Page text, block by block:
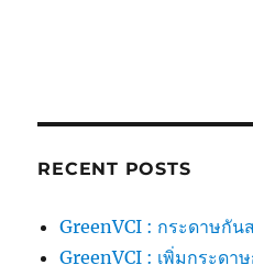
RECENT POSTS
GreenVCI : กระดาษกั
GreenVCI : เพิ่มกระดา